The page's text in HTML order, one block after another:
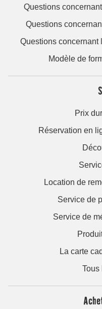
Questions
Questions
Questions concernant
Modèle de
Prix
Réservation en
Location de
Service de
Service de
La carte
Tous